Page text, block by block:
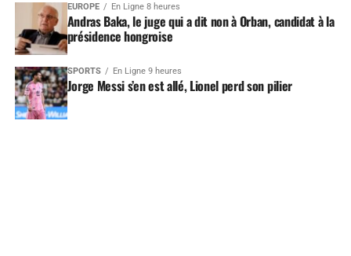
EUROPE En Ligne 8 heures
Andras Baka, le juge qui a dit non à Orban, candidat à la
présidence hongroise
SPORTS En Ligne 9 heures
Jorge Messi s’en est allé, Lionel perd son pilier